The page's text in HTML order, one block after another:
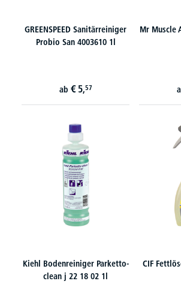
GREENSPEED Sanitärreiniger
Probio San 4003610 1l
ab € 5,57
Mr Muscle
Kiehl Bodenreiniger Parketto-
clean j 22 18 02 1l
CIF